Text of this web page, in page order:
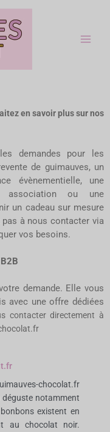
en savoir plus sur nos
demandes pour les
de guimauves, un
évènementielle, une
association ou une
un cadeau sur mesure
pas à nous contacter via
vos besoins.
demande. Elle vous
avec une offre dédiées
contacter directement à
chocolat.fr
déguste notamment
existent en
au chocolat noir.